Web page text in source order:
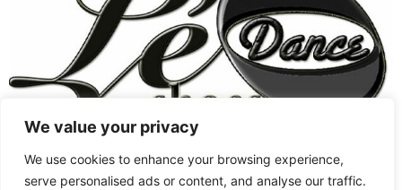
We value your privacy
We use cookies to enhance your browsing experience,
serve personalised ads or content, and analyse our traffic.
Style Swing
Chaussures Hommes